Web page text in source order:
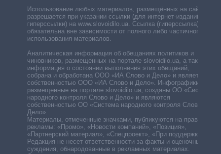
Использование любых материалов, размещённых на сайте,
разрешается при указании ссылки (для интернет-изданий —
гиперссылки) на www.slovoidilo.ua. Ссылка (гиперссылка)
обязательна вне зависимости от полного либо частичного
использования материалов.
Аналитическая информация об обещаниях политиков и
чиновников, размещенных на портале slovoidilo.ua, а также
информация о состоянии выполнения этих обещаний,
собрана и обработана ООО «ИА Слово и Дело» и является
собственностью ООО «ИА Слово и Дело». Инфографики,
размещенные на портале slovoidilo.ua, созданы ОО «Система
народного контроля Слово и Дело» и являются
собственностью ОО «Система народного контроля Слово и
Дело».
Материалы, отмеченные значками, публикуются на правах
рекламы: «Промо», «Новости компаний», «Позиция»,
«Партнерский материал», «Спецпроект», «При поддержке».
Редакция не несет ответственности за факты и оценочные
суждения, обнародованные в рекламных материалах.